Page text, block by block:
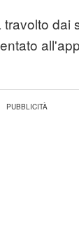
travolto dai